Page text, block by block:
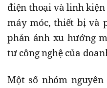
điện thoại và linh
máy móc, thiết bị và
phản ánh xu hướng
tư công nghệ của
Một số nhóm